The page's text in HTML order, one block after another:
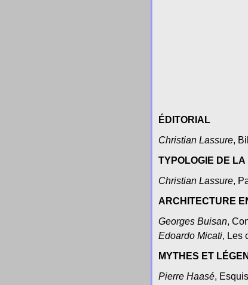
ÉDITORIAL
Christian Lassure,
TYPOLOGIE DE
Christian Lassure,
ARCHITECTURE
Georges Buisan,
Edoardo Micati, Les
MYTHES ET
Pierre Haasé,